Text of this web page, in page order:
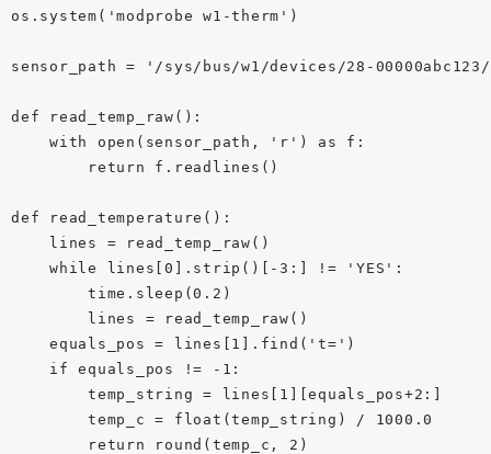
os.system('modprobe w1-therm')
sensor_path = '/sys/bus/w1/devices/28-
def read_temp_raw():
    with open(sensor_path, 'r') as f:
        return f.readlines()
def read_temperature():
    lines = read_temp_raw()
    while lines[0].strip()[-3:] != 'YES':
        time.sleep(0.2)
        lines = read_temp_raw()
    equals_pos = lines[1].find('t=')
    if equals_pos != -1:
        temp_string = lines[1][equals_pos+2:]
        temp_c = float(temp_string) / 1000.0
        return round(temp_c, 2)